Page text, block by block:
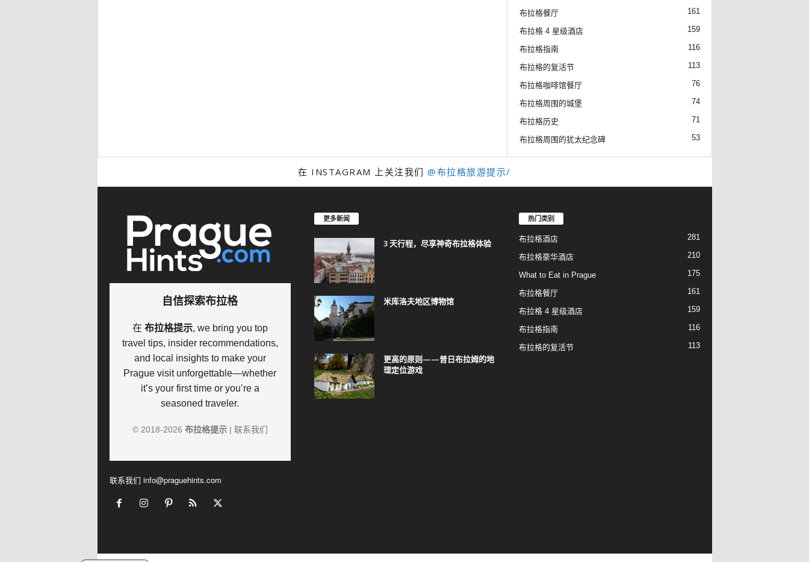
布拉格餐厅 161
布拉格 4 星级酒店 159
布拉格指南 116
布拉格的复活节 113
布拉格咖啡馆餐厅 76
布拉格周围的城堡 74
布拉格历史 71
布拉格周围的犹太纪念碑 53
在 INSTAGRAM 上关注我们@布拉格旅游提示/
自信探索布拉格
在 布拉格提示, we bring you top
travel tips, insider recommendations,
and local insights to make your
Prague visit unforgettable—whether
it’s your first time or you’re a
seasoned traveler.
© 2018-2026 布拉格提示| 联系我们
联系我们 info@praguehints.com
更多新闻
3 天行程，尽享神奇布拉格体验
米库洛夫地区博物馆
更高的原则——普日布拉姆的地
理定位游戏
热门类别
布拉格酒店 281
布拉格豪华酒店 210
What to Eat in Prague 175
布拉格餐厅 161
布拉格 4 星级酒店 159
布拉格指南 116
布拉格的复活节 113